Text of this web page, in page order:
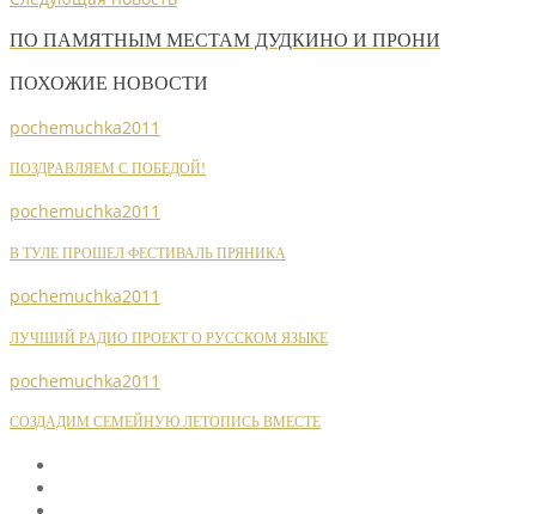
ПО ПАМЯТНЫМ МЕСТАМ ДУДКИНО И ПРОНИ
ПОХОЖИЕ НОВОСТИ
pochemuchka2011
ПОЗДРАВЛЯЕМ С ПОБЕДОЙ!
pochemuchka2011
В ТУЛЕ ПРОШЕЛ ФЕСТИВАЛЬ ПРЯНИКА
pochemuchka2011
ЛУЧШИЙ РАДИО ПРОЕКТ О РУССКОМ ЯЗЫКЕ
pochemuchka2011
СОЗДАДИМ СЕМЕЙНУЮ ЛЕТОПИСЬ ВМЕСТЕ